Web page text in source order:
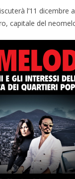
l’11 dicembre
capitale del